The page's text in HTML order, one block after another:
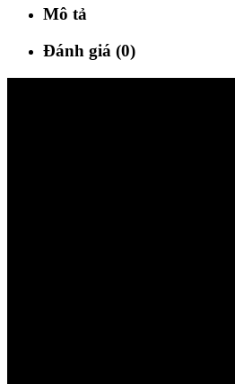
Mô tả
Đánh giá (0)